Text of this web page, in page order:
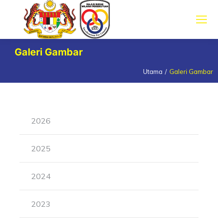
Galeri Gambar
Utama Galeri Gambar
2026
2025
2024
2023